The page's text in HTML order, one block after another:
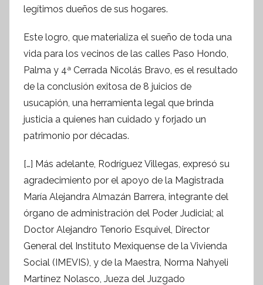
t
s
i
s
I
n
f
m
a
t
a
legítimos dueños de sus hogares.
Este logro, que materializa el sueño de toda una
vida para los vecinos de las calles Paso Hondo,
Palma y 4ª Cerrada Nicolás Bravo, es el resultado
de la conclusión exitosa de 8 juicios de
usucapión, una herramienta legal que brinda
justicia a quienes han cuidado y forjado un
patrimonio por décadas.
[…] Más adelante, Rodríguez Villegas, expresó su
agradecimiento por el apoyo de la Magistrada
María Alejandra Almazán Barrera, integrante del
órgano de administración del Poder Judicial; al
Doctor Alejandro Tenorio Esquivel, Director
General del Instituto Mexiquense de la Vivienda
Social (IMEVIS), y de la Maestra, Norma Nahyeli
Martínez Nolasco, Jueza del Juzgado